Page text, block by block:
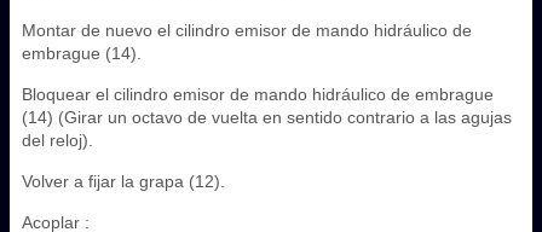
Montar de nuevo el cilindro emisor de mando hidráulico de
embrague (14).
Bloquear el cilindro emisor de mando hidráulico de embrague
(14) (Girar un octavo de vuelta en sentido contrario a las agujas
del reloj).
Volver a fijar la grapa (12).
Acoplar :